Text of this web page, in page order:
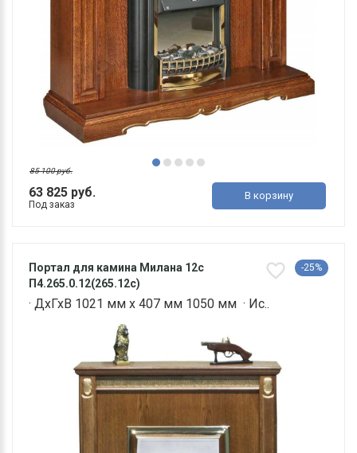
63 825 руб.
85 100 руб.
Под заказ
В корзину
Портал для камина Милана 12с
П4.265.0.12(265.12с)
-25%
· ДхГхВ 1021 мм х 407 мм 1050 мм · Ис..